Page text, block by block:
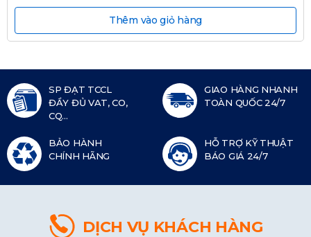
Thêm vào giỏ hàng
SP ĐẠT TCCL
ĐẦY ĐỦ VAT, CO,
CQ...
GIAO HÀNG NHANH
TOÀN QUỐC 24/7
BẢO HÀNH
CHÍNH HÃNG
HỖ TRỢ KỸ THUẬT
BÁO GIÁ 24/7
DỊCH VỤ KHÁCH HÀNG